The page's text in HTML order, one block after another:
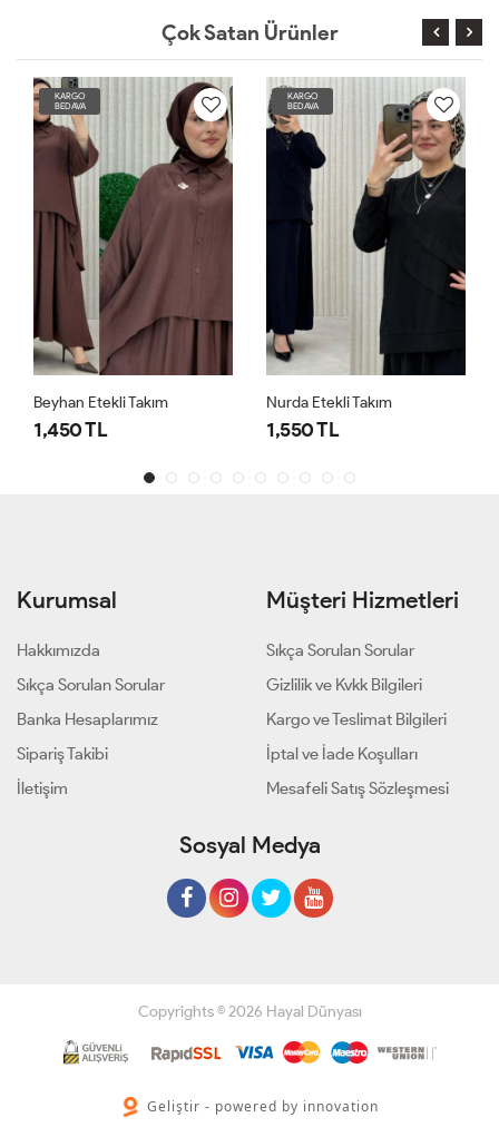
Çok Satan Ürünler
KARGO
BEDAVA
Beyhan Etekli Takım
1,450 TL
KARGO
BEDAVA
Nurda Etekli Takım
1,550 TL
Kurumsal
Hakkımızda
Sıkça Sorulan Sorular
Banka Hesaplarımız
Sipariş Takibi
İletişim
Müşteri Hizmetleri
Sıkça Sorulan Sorular
Gizlilik ve Kvkk Bilgileri
Kargo ve Teslimat Bilgileri
İptal ve İade Koşulları
Mesafeli Satış Sözleşmesi
Sosyal Medya
Copyrights © 2026 Hayal Dünyası
Geliştir - powered by innovation